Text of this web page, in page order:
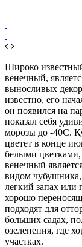
Широко
венечный,
выносливых
известно, его
он появился на
показал себя
морозы до -40С.
цветет в конце
белыми
венечный
видом
легкий запах или
хорошо
подходят для
больших садах,
озеленения, где
участках.